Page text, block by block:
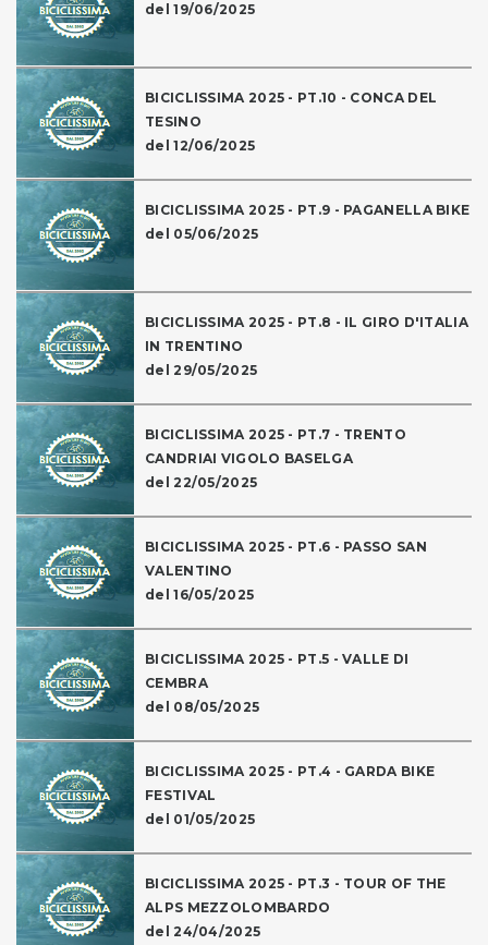
del 19/06/2025
BICICLISSIMA 2025 - PT.10 - CONCA DEL
TESINO
del 12/06/2025
BICICLISSIMA 2025 - PT.9 - PAGANELLA BIKE
del 05/06/2025
BICICLISSIMA 2025 - PT.8 - IL GIRO D'ITALIA
IN TRENTINO
del 29/05/2025
BICICLISSIMA 2025 - PT.7 - TRENTO
CANDRIAI VIGOLO BASELGA
del 22/05/2025
BICICLISSIMA 2025 - PT.6 - PASSO SAN
VALENTINO
del 16/05/2025
BICICLISSIMA 2025 - PT.5 - VALLE DI
CEMBRA
del 08/05/2025
BICICLISSIMA 2025 - PT.4 - GARDA BIKE
FESTIVAL
del 01/05/2025
BICICLISSIMA 2025 - PT.3 - TOUR OF THE
ALPS MEZZOLOMBARDO
del 24/04/2025